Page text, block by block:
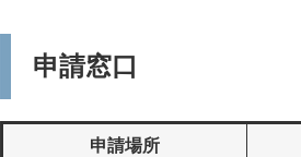
申請窓口
申請場所